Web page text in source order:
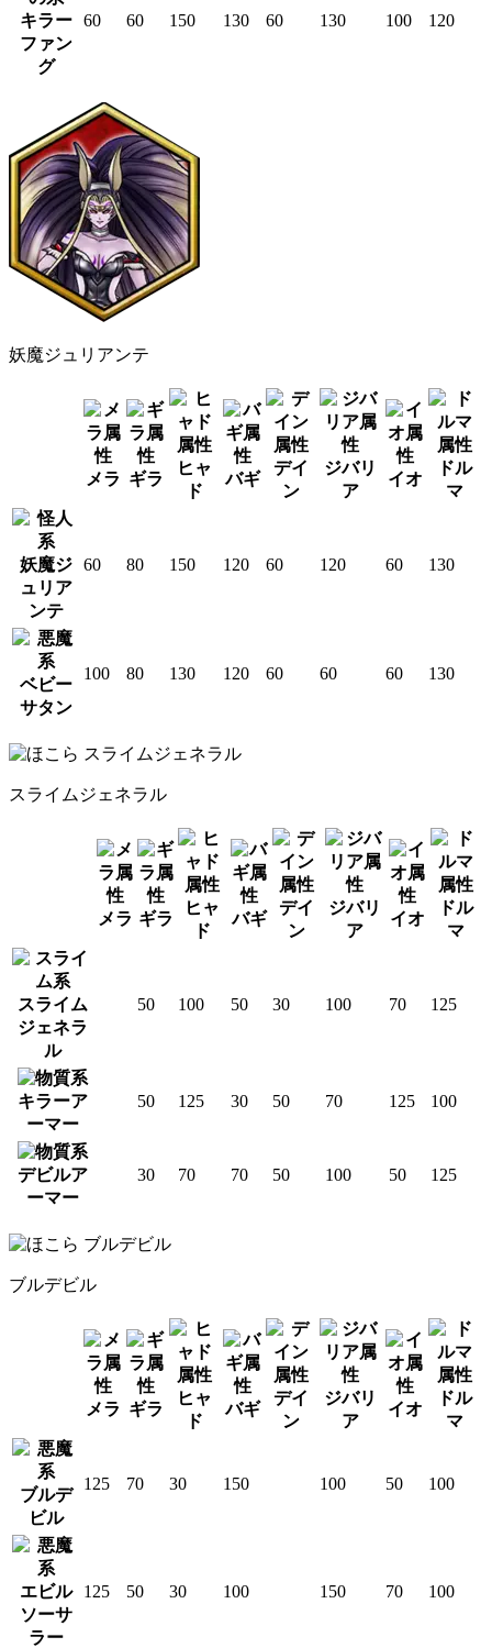
キラー
ファン
グ
60 60 150 130 60 130 100 120
妖魔ジュリアンテ
メラ ギラ
ヒャ
ド
バギ
デイ
ン
ジバリ
ア
イオ
ドル
マ
妖魔ジ
ュリア
ンテ
60 80 150 120 60 120 60 130
ベビー
サタン
100 80 130 120 60 60 60 130
スライムジェネラル
メラ ギラ
ヒャ
ド
バギ
デイ
ン
ジバリ
ア
イオ
ドル
マ
スライム
ジェネラ
ル
50 100 50 30 100 70 125
キラーア
ーマー
50 125 30 50 70 125 100
デビルア
ーマー
30 70 70 50 100 50 125
ブルデビル
メラ ギラ
ヒャ
ド
バギ
デイ
ン
ジバリ
ア
イオ
ドル
マ
ブルデ
ビル
125 70 30 150 100 50 100
エビル
ソーサ
ラー
125 50 30 100 150 70 100